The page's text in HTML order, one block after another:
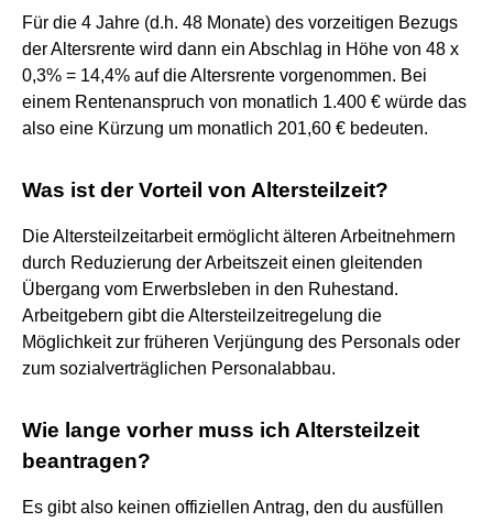
Für die 4 Jahre (d.h. 48 Monate) des vorzeitigen Bezugs
der Altersrente wird dann ein Abschlag in Höhe von 48 x
0,3% = 14,4% auf die Altersrente vorgenommen. Bei
einem Rentenanspruch von monatlich 1.400 € würde das
also eine Kürzung um monatlich 201,60 € bedeuten.
Was ist der Vorteil von Altersteilzeit?
Die Altersteilzeitarbeit ermöglicht älteren Arbeitnehmern
durch Reduzierung der Arbeitszeit einen gleitenden
Übergang vom Erwerbsleben in den Ruhestand.
Arbeitgebern gibt die Altersteilzeitregelung die
Möglichkeit zur früheren Verjüngung des Personals oder
zum sozialverträglichen Personalabbau.
Wie lange vorher muss ich Altersteilzeit
beantragen?
Es gibt also keinen offiziellen Antrag, den du ausfüllen